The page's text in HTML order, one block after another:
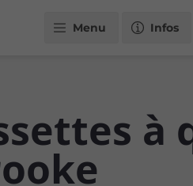
Menu Infos
à